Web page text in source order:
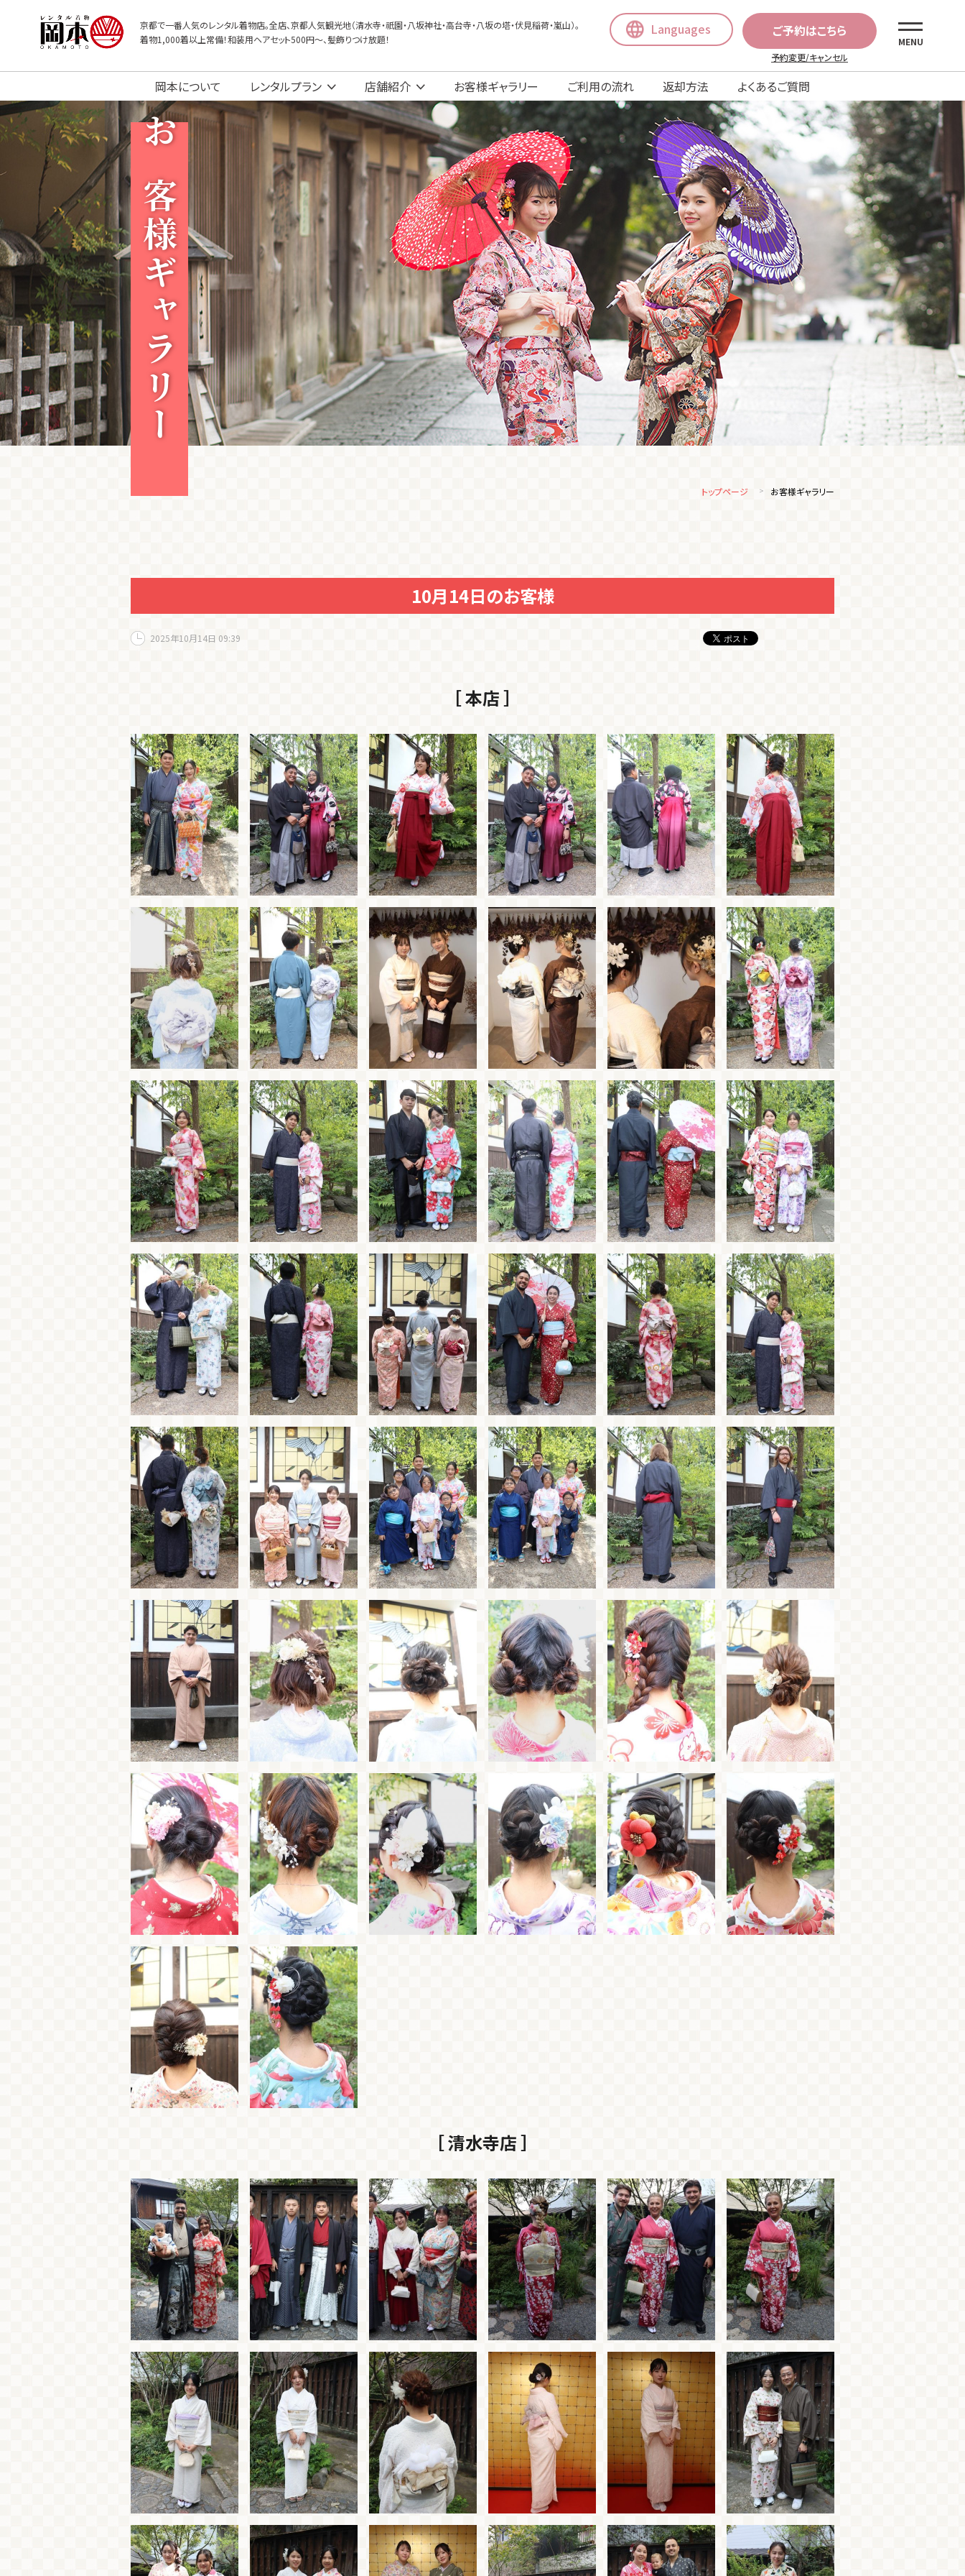
京都で一番人気のレンタル着物店。全店、京都人気観光地（清水寺・祇園・八坂神社・高台寺・八坂の塔・伏見稲荷・嵐山）。
着物1,000着以上常備！和装用ヘアセット500円〜、髪飾りつけ放題！
Languages ご予約はこちら
予約変更/キャンセル
MENU
岡本について レンタルプラン 店舗紹介 お客様ギャラリー ご利用の流れ 返却方法 よくあるご質問
お客様ギャラリー
トップページ お客様ギャラリー
10月14日のお客様
2025年10月14日 09:39
［ 本店 ］
［ 清水寺店 ］